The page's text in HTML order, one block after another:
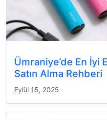
Ümraniye’de En İyi
Satın Alma Rehberi
Eylül 15, 2025